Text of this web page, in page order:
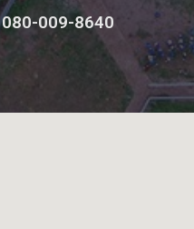
080-009-8640